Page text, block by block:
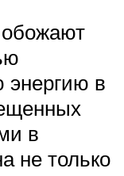
обожают
энергию в
в
не только